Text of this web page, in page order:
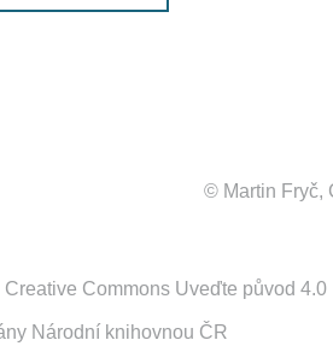
© Martin Fryč,
Creative Commons Uveďte původ 4.0